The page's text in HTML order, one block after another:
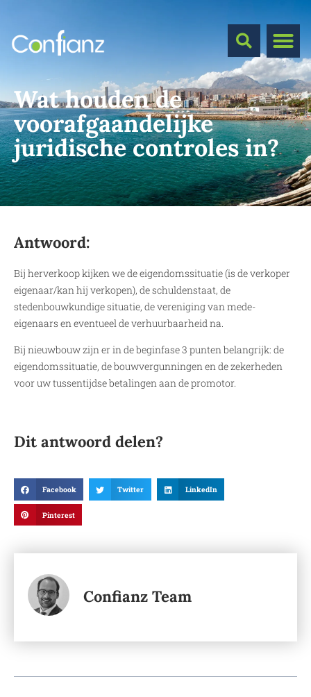
Wat houden de
voorafgaandelijke
juridische controles in?
Antwoord:
Bij herverkoop kijken we de eigendomssituatie (is de verkoper
eigenaar/kan hij verkopen), de schuldenstaat, de
stedenbouwkundige situatie, de vereniging van mede-
eigenaars en eventueel de verhuurbaarheid na.
Bij nieuwbouw zijn er in de beginfase 3 punten belangrijk: de
eigendomssituatie, de bouwvergunningen en de zekerheden
voor uw tussentijdse betalingen aan de promotor.
Dit antwoord delen?
Facebook Twitter LinkedIn
Pinterest
Confianz Team